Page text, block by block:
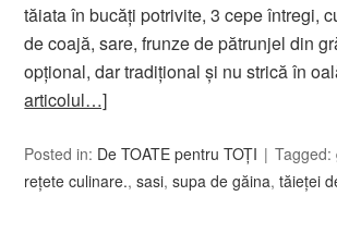
tăiata în bucăţi potrivite, 3 cepe întregi,
de coajă, sare, frunze de pătrunjel din
opţional, dar tradiţional şi nu strică în
articolul…]
Posted in: De TOATE pentru TOȚI Tagged:
reţete culinare.,sasi,supa de găina,tăieţei